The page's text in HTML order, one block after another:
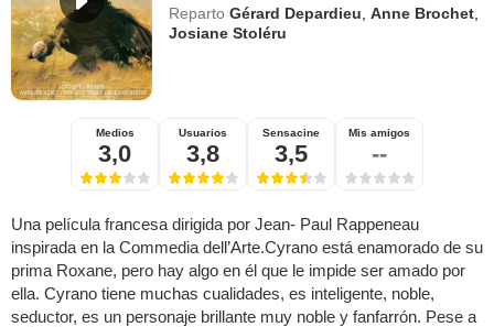
Reparto Gérard Depardieu ,Anne Brochet
Josiane Stoléru
Medios
3,0
Usuarios
3,8
Sensacine
3,5
Mis amigos
--
Una película francesa dirigida por Jean- Paul Rappeneau
inspirada en la Commedia dell’Arte.Cyrano está enamorado de su
prima Roxane, pero hay algo en él que le impide ser amado por
ella. Cyrano tiene muchas cualidades, es inteligente, noble,
seductor, es un personaje brillante muy noble y fanfarrón. Pese a